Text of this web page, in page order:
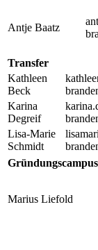
Antje Baatz
Transfer
Kathleen
Beck
Karina
Degreif
Lisa-Marie
Schmidt
Gründungscampus
Marius Liefold